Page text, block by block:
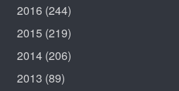
2016 (244)
2015 (219)
2014 (206)
2013 (89)